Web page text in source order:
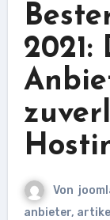
2021:
Von
anbieter, artikel